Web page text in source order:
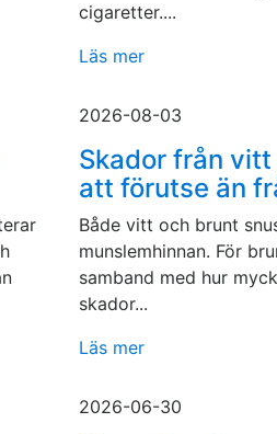
cigaretter....
Läs mer
2026-08-03
Skador från
att förutse än
Både vitt och brunt
munslemhinnan. För
samband med hur
skador...
Läs mer
2026-06-30